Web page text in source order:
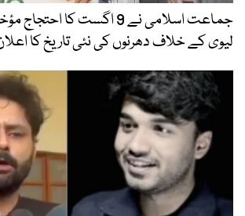
جماعت اسلامی نے 9 اگست کا
لیوی کے خلاف دھرنوں کی نئی تاریخ کا